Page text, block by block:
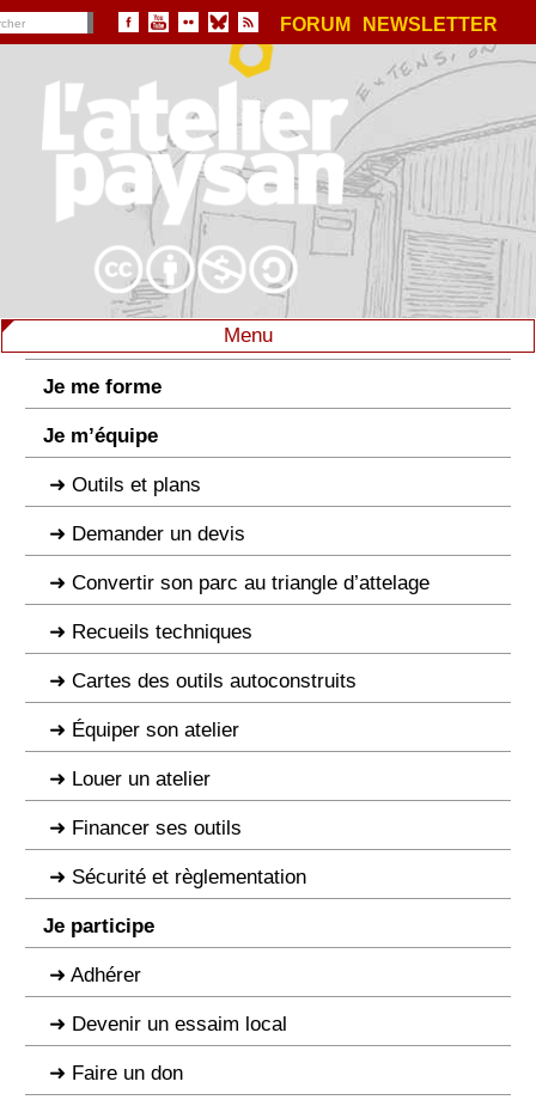
FORUM NEWSLETTER
Menu
Je me forme
Je m’équipe
Outils et plans
Demander un devis
Convertir son parc au triangle d’attelage
Recueils techniques
Cartes des outils autoconstruits
Équiper son atelier
Louer un atelier
Financer ses outils
Sécurité et règlementation
Je participe
Adhérer
Devenir un essaim local
Faire un don